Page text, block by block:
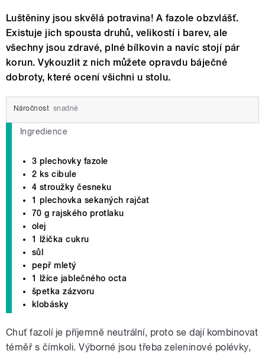
Luštěniny jsou skvělá potravina! A fazole obzvlášť.
Existuje jich spousta druhů, velikostí i barev, ale
všechny jsou zdravé, plné bílkovin a navíc stojí pár
korun. Vykouzlit z nich můžete opravdu báječné
dobroty, které ocení všichni u stolu.
Náročnost snadné
Ingredience
3 plechovky fazole
2 ks cibule
4 stroužky česneku
1 plechovka sekaných rajčat
70 g rajského protlaku
olej
1 lžička cukru
sůl
pepř mletý
1 lžíce jablečného octa
špetka zázvoru
klobásky
Chuť fazolí je příjemně neutrální, proto se dají kombinovat
téměř s čímkoli. Výborné jsou třeba zeleninové polévky,